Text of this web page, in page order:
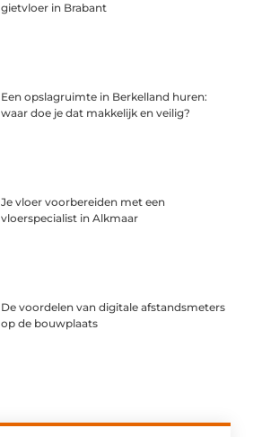
gietvloer in Brabant
Een opslagruimte in Berkelland huren:
waar doe je dat makkelijk en veilig?
Je vloer voorbereiden met een
vloerspecialist in Alkmaar
De voordelen van digitale afstandsmeters
op de bouwplaats